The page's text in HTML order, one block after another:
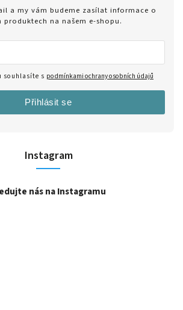
Instagram
nás na Instagramu
a my vám budeme zasílat informace o
produktech na našem e-shopu.
souhlasíte s podmínkami ochrany osobních údajů
Přihlásit se